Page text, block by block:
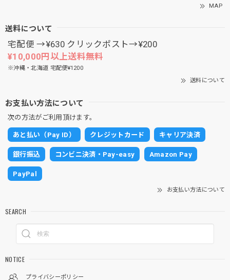
MAP
送料について
宅配便 →¥630 クリックポスト→¥200
¥10,000円以上送料無料
※沖縄・北海道 宅配便¥1200
送料について
お支払い方法について
次の方法がご利用頂けます。
あと払い（Pay ID） クレジットカード キャリア決済
銀行振込 コンビニ決済・Pay-easy Amazon Pay
PayPal
お支払い方法について
SEARCH
NOTICE
プライバシーポリシー